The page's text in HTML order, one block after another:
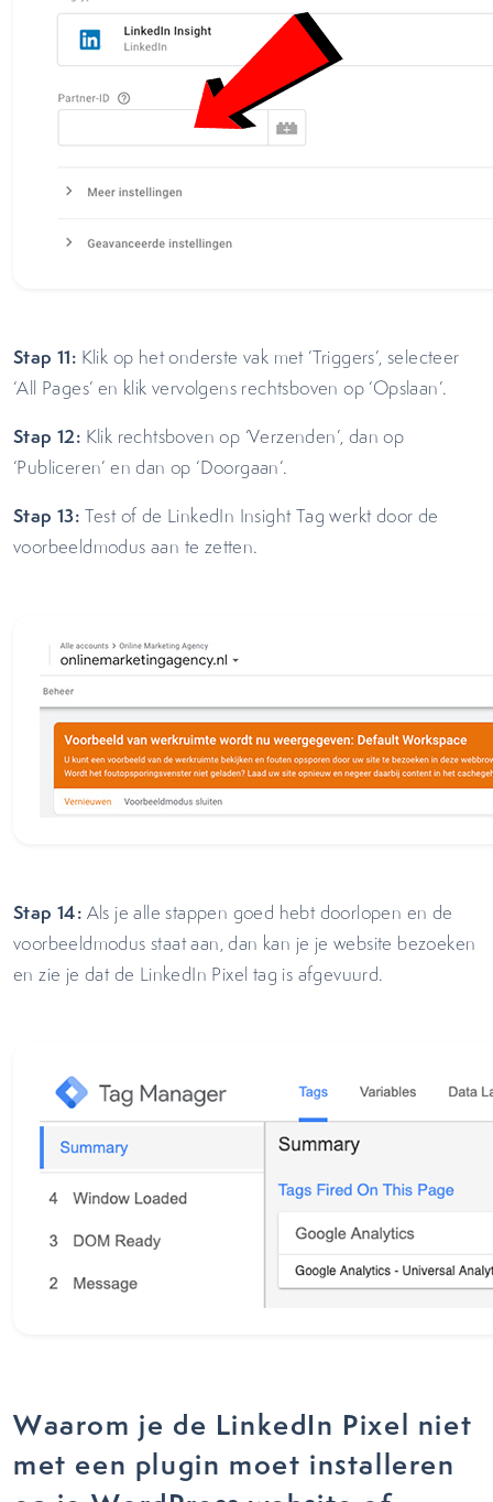
Stap 11: Klik op het onderste vak met ‘Triggers’, selecteer
‘All Pages’ en klik vervolgens rechtsboven op ‘Opslaan’.
Stap 12: Klik rechtsboven op ‘Verzenden’, dan op
‘Publiceren’ en dan op ‘Doorgaan’.
Stap 13: Test of de LinkedIn Insight Tag werkt door de
voorbeeldmodus aan te zetten.
Stap 14: Als je alle stappen goed hebt doorlopen en de
voorbeeldmodus staat aan, dan kan je je website bezoeken
en zie je dat de LinkedIn Pixel tag is afgevuurd.
Waarom je de LinkedIn Pixel niet
met een plugin moet installeren